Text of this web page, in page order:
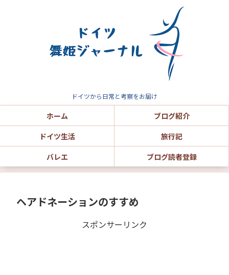
ドイツから日常と考察をお届け
ホーム
ブログ紹介
ドイツ生活
旅行記
バレエ
ブログ読者登録
ヘアドネーションのすすめ
スポンサーリンク